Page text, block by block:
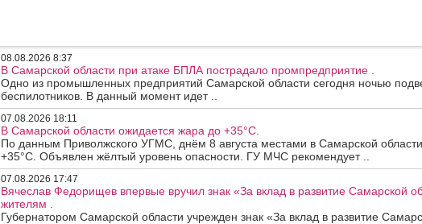
08.08.2026 8:37
В Самарской области при атаке БПЛА пострадало промпредприятие .
Одно из промышленных предприятий Самарской области сегодня ночью
беспилотников. В данный момент идет ..
07.08.2026 18:11
В Самарской области ожидается жара до +35°C.
По данным Приволжского УГМС, днём 8 августа местами в Самарской
+35°C. Объявлен жёлтый уровень опасности. ГУ МЧС рекомендует ..
07.08.2026 17:47
Вячеслав Федорищев впервые вручил знак «За вклад в развитие Самарской
жителям .
Губернатором Самарской области учрежден знак «За вклад в развитие